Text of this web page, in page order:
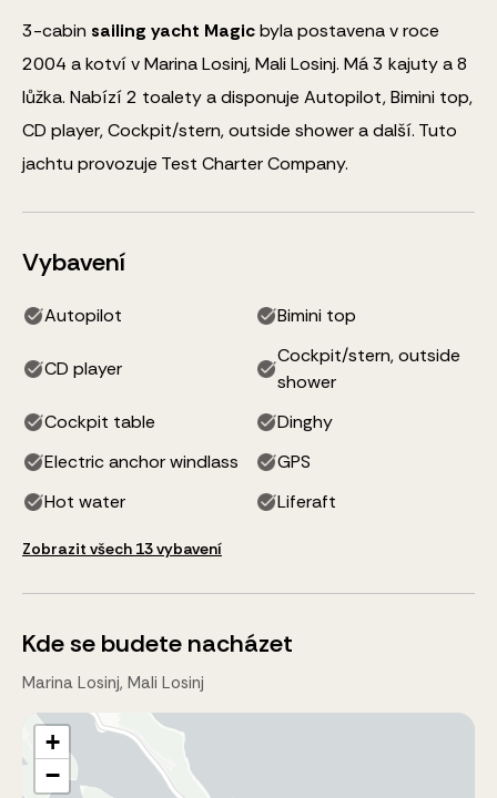
3-cabin sailing yacht Magicbyla postavena v roce
2004 a kotví v Marina Losinj, Mali Losinj. Má 3 kajuty a8
lůžka. Nabízí 2 toalety a disponuje Autopilot, Bimini top,
CD player, Cockpit/stern, outside showera další. Tuto
jachtu provozuje Test Charter Company.
Vybavení
Autopilot Bimini top
CD player
Cockpit/stern, outside
shower
Cockpit table
Dinghy
Electric anchor windlass
GPS
Hot water
Liferaft
Zobrazit všech 13 vybavení
Kde se budete nacházet
Marina Losinj, Mali Losinj
+
−